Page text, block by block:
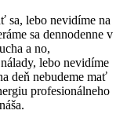
sa, lebo nevidíme na
sa dennodenne v
a no,
lebo nevidíme
deň nebudeme mať
profesionálneho